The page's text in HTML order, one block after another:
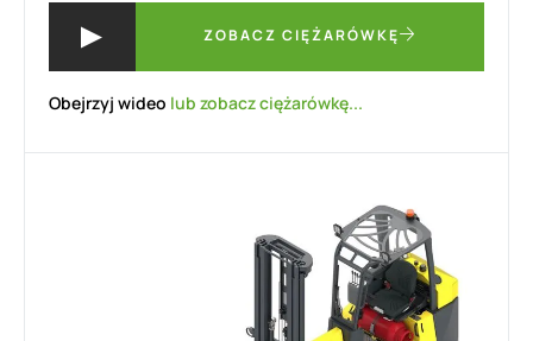
ZOBACZ CIĘŻARÓWKĘ
Obejrzyj wideo lub zobacz ciężarówkę...